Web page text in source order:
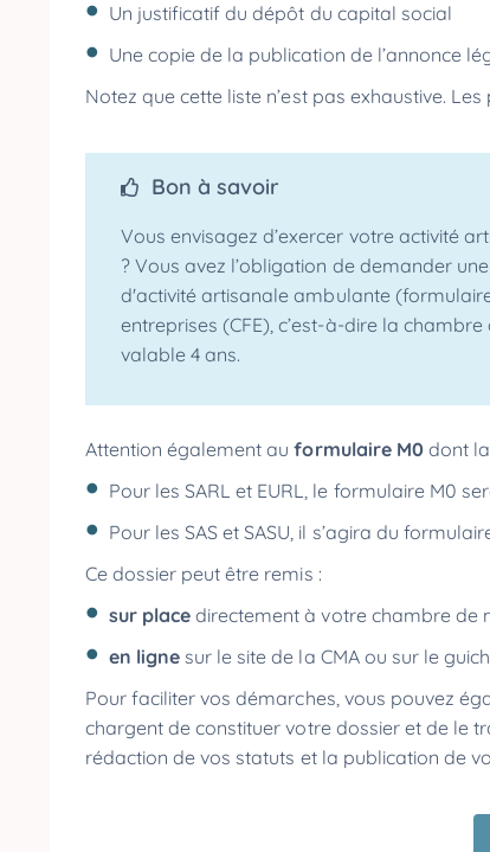
Un justificatif du dépôt du capital social
Une copie de la publication de l’annonce
Notez que cette liste n’est pas exhaustive.
Bon à savoir
Vous envisagez d’exercer votre activité
? Vous avez l’obligation de demander une
d'activité artisanale ambulante
entreprises (CFE), c’est-à-dire la
valable 4 ans.
Attention également au formulaire M0dont la
Pour les SARL et EURL, le formulaire M0
Pour les SAS et SASU, il s’agira du
Ce dossier peut être remis :
sur place directement à votre chambre de
en ligne sur le site de la CMA ou sur le
Pour faciliter vos démarches, vous pouvez
chargent de constituer votre dossier et de le
rédaction de vos statuts et la publication de